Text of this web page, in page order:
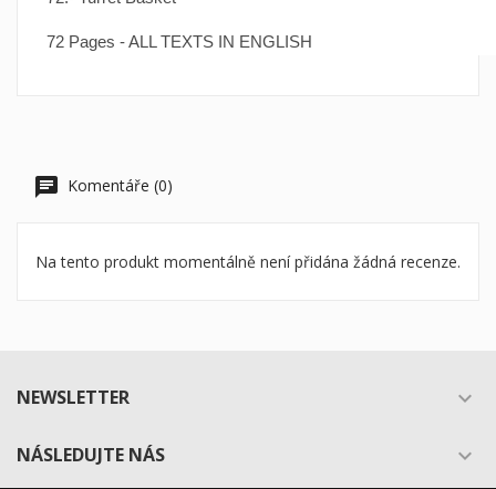
72 Pages - ALL TEXTS IN ENGLISH
Komentáře (0)
Na tento produkt momentálně není přidána žádná recenze.
NEWSLETTER 
NÁSLEDUJTE NÁS 